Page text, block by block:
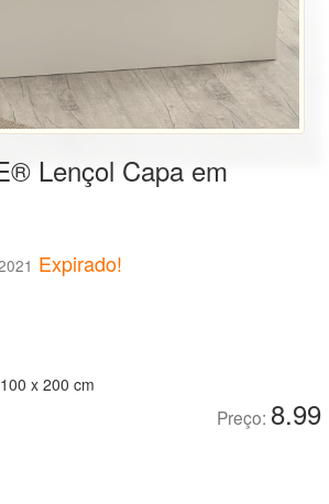
Lençol Capa em
Expirado!
x 200 cm
Preço: 8.99